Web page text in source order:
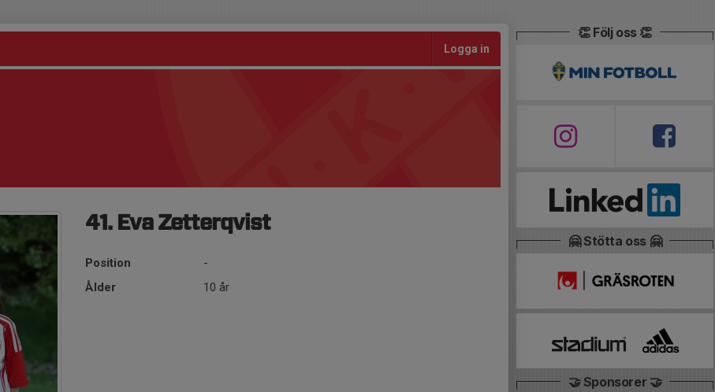
Logga in
41. Eva Zetterqvist
Position
-
Ålder
10 år
👏 Följ oss 👏
🤗 Stötta oss 🤗
🤝 Sponsorer 🤝